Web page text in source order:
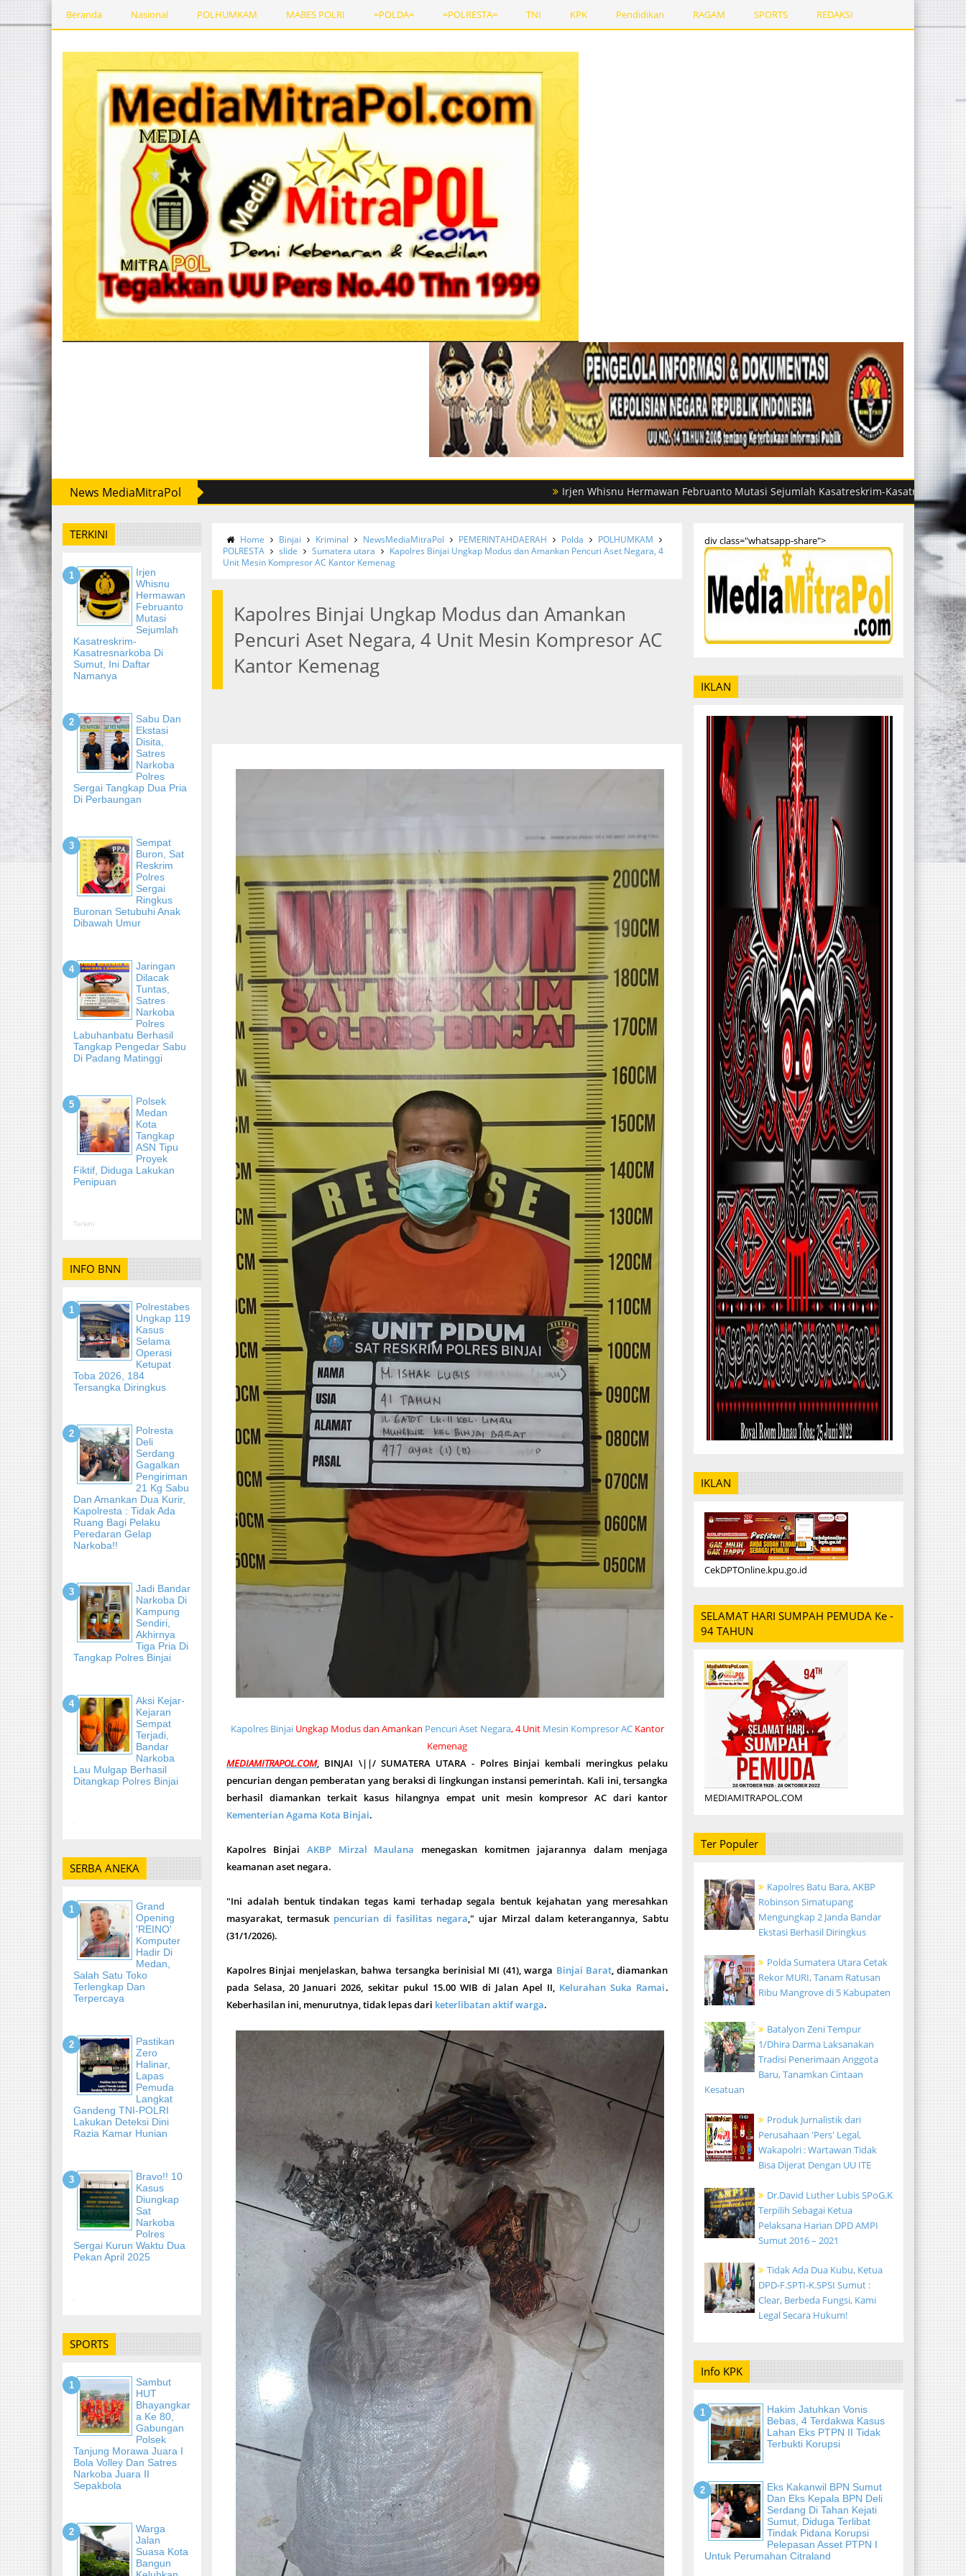
Beranda Nasional POLHUMKAM MABES POLRI =POLDA= =POLRESTA= TNI KPK Pendidikan RAGAM SPORTS REDAKSI
News MediaMitraPol Irjen Whisnu Hermawan Februanto Mutasi Sejumlah Kasatreskrim-Kasatresnarkoba di Sumut,
TERKINI
Irjen
Whisnu
Hermawan
Februanto
Mutasi
Sejumlah
Kasatreskrim-
Kasatresnarkoba Di
Sumut, Ini Daftar
Namanya
Sabu Dan
Ekstasi
Disita,
Satres
Narkoba
Polres
Sergai Tangkap Dua Pria
Di Perbaungan
Sempat
Buron, Sat
Reskrim
Polres
Sergai
Ringkus
Buronan Setubuhi Anak
Dibawah Umur
Jaringan
Dilacak
Tuntas,
Satres
Narkoba
Polres
Labuhanbatu Berhasil
Tangkap Pengedar Sabu
Di Padang Matinggi
Polsek
Medan
Kota
Tangkap
ASN Tipu
Proyek
Fiktif, Diduga Lakukan
Penipuan
Terkini
INFO BNN
Polrestabes
Ungkap 119
Kasus
Selama
Operasi
Ketupat
Toba 2026, 184
Tersangka Diringkus
Polresta
Deli
Serdang
Gagalkan
Pengiriman
21 Kg Sabu
Dan Amankan Dua Kurir,
Kapolresta : Tidak Ada
Ruang Bagi Pelaku
Peredaran Gelap
Narkoba!!
Jadi Bandar
Narkoba Di
Kampung
Sendiri,
Akhirnya
Tiga Pria Di
Tangkap Polres Binjai
Aksi Kejar-
Kejaran
Sempat
Terjadi,
Bandar
Narkoba
Lau Mulgap Berhasil
Ditangkap Polres Binjai
-
SERBA ANEKA
Grand
Opening
'REINO'
Komputer
Hadir Di
Medan,
Salah Satu Toko
Terlengkap Dan
Terpercaya
Pastikan
Zero
Halinar,
Lapas
Pemuda
Langkat
Gandeng TNI-POLRI
Lakukan Deteksi Dini
Razia Kamar Hunian
Bravo!! 10
Kasus
Diungkap
Sat
Narkoba
Polres
Sergai Kurun Waktu Dua
Pekan April 2025
-
SPORTS
Sambut
HUT
Bhayangkar
A Ke 80,
Gabungan
Polsek
Tanjung Morawa Juara I
Bola Volley Dan Satres
Narkoba Juara II
Sepakbola
Warga
Jalan
Suasa Kota
Bangun
Home Binjai Kriminal NewsMediaMitraPol PEMERINTAHDAERAH Polda
POLHUMKAM
POLRESTA
slide Sumatera utara
Kapolres Binjai Ungkap Modus dan Amankan Pencuri Aset Negara, 4
Unit Mesin Kompresor AC Kantor Kemenag
Kapolres Binjai Ungkap Modus dan Amankan
Pencuri Aset Negara, 4 Unit Mesin Kompresor AC
Kantor Kemenag
Kapolres BinjaiUngkap Modus dan Amankan Pencuri Aset Negara, 4 Unit Mesin Kompresor ACKantor
Kemenag
MEDIAMITRAPOL.COM, BINJAI \||/ SUMATERA UTARA - Polres Binjai kembali meringkus pelaku
pencurian dengan pemberatan yang beraksi di lingkungan instansi pemerintah. Kali ini, tersangka
berhasil diamankan terkait kasus hilangnya empat unit mesin kompresor AC dari kantor
Kementerian Agama Kota Binjai.
Kapolres Binjai AKBP Mirzal Maulana menegaskan komitmen jajarannya dalam menjaga
keamanan aset negara.
"Ini adalah bentuk tindakan tegas kami terhadap segala bentuk kejahatan yang meresahkan
masyarakat, termasuk pencurian di fasilitas negara," ujar Mirzal dalam keterangannya, Sabtu
(31/1/2026).
Kapolres Binjai menjelaskan, bahwa tersangka berinisial MI (41), warga Binjai Barat, diamankan
pada Selasa, 20 Januari 2026, sekitar pukul 15.00 WIB di Jalan Apel II, Kelurahan Suka Ramai.
Keberhasilan ini, menurutnya, tidak lepas dari keterlibatan aktif warga.
div class="whatsapp-share">
IKLAN
IKLAN
CekDPTOnline.kpu.go.id
SELAMAT HARI SUMPAH PEMUDA Ke -
94 TAHUN
MEDIAMITRAPOL.COM
Ter Populer
Kapolres Batu Bara, AKBP
Robinson Simatupang
Mengungkap 2 Janda Bandar
Ekstasi Berhasil Diringkus
Polda Sumatera Utara Cetak
Rekor MURI, Tanam Ratusan
Ribu Mangrove di 5 Kabupaten
Batalyon Zeni Tempur
1/Dhira Darma Laksanakan
Tradisi Penerimaan Anggota
Baru, Tanamkan Cintaan
Kesatuan
Produk Jurnalistik dari
Perusahaan 'Pers' Legal,
Wakapolri : Wartawan Tidak
Bisa Dijerat Dengan UU ITE
Dr.David Luther Lubis SPoG.K
Terpilih Sebagai Ketua
Pelaksana Harian DPD AMPI
Sumut 2016 – 2021
Tidak Ada Dua Kubu, Ketua
DPD-F.SPTI-K.SPSI Sumut :
Clear, Berbeda Fungsi, Kami
Legal Secara Hukum!
Info KPK
Hakim Jatuhkan Vonis
Bebas, 4 Terdakwa Kasus
Lahan Eks PTPN II Tidak
Terbukti Korupsi
Eks Kakanwil BPN Sumut
Dan Eks Kepala BPN Deli
Serdang Di Tahan Kejati
Sumut, Diduga Terlibat
Tindak Pidana Korupsi
Pelepasan Asset PTPN I
Untuk Perumahan Citraland